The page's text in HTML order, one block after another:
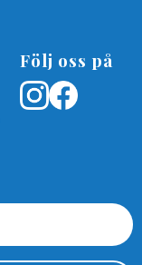
Följ oss på